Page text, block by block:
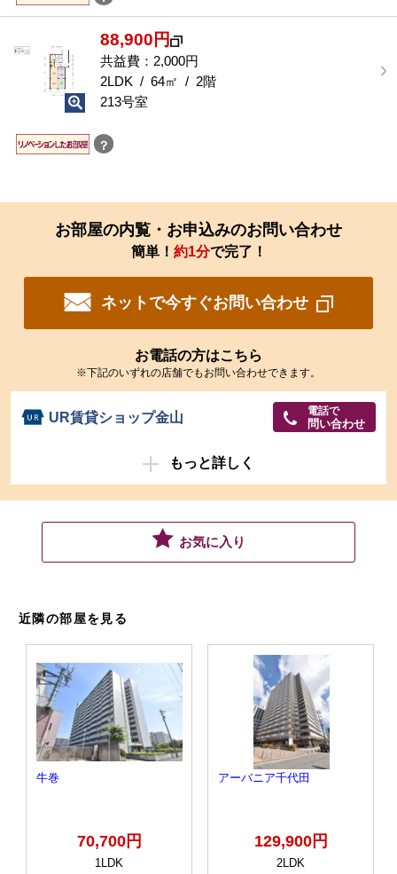
88,900円
共益費：2,000円
2LDK / 64㎡ / 2階
213号室
？
お部屋の内覧・お申込みのお問い合わせ
簡単！ 約1分で完了！
ネットで今すぐお問い合わせ
お電話の方はこちら
※下記のいずれの店舗でもお問い合わせできます。
UR賃貸ショップ金山 電話で
問い合わせ
もっと詳しく
お気に入り
近隣の部屋を見る
牛巻
70,700円
1LDK
アーバニア千代田
129,900円
2LDK